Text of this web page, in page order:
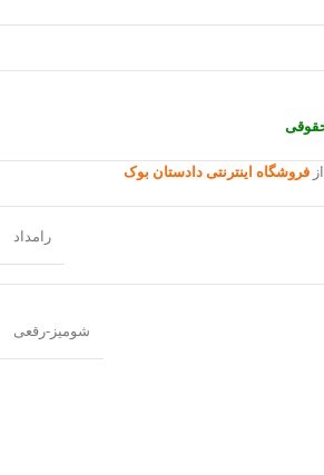
فروشگاه اینترنتی دادستان بوک
رامداد
شومیز-رقعی